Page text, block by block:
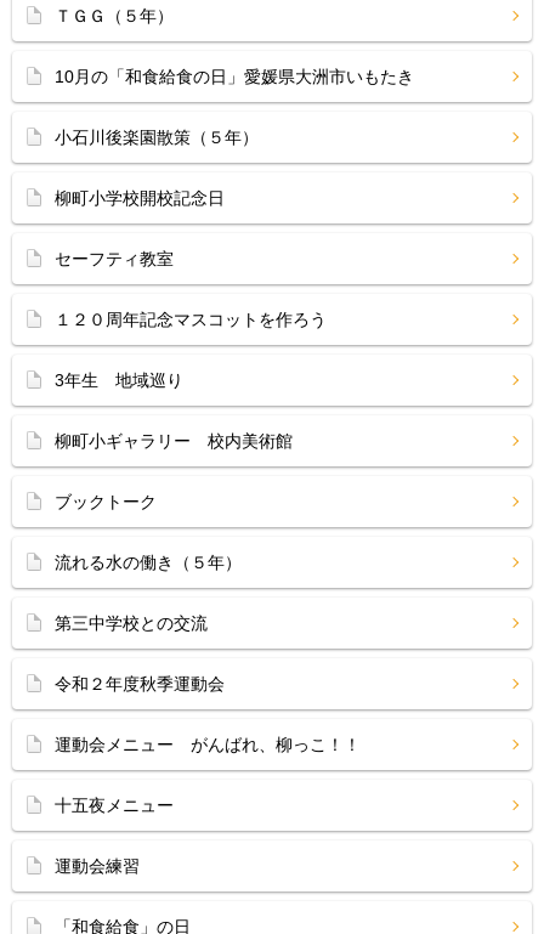
ＴＧＧ（５年）
10月の「和食給食の日」愛媛県大洲市いもたき
小石川後楽園散策（５年）
柳町小学校開校記念日
セーフティ教室
１２０周年記念マスコットを作ろう
3年生 地域巡り
柳町小ギャラリー 校内美術館
ブックトーク
流れる水の働き（５年）
第三中学校との交流
令和２年度秋季運動会
運動会メニュー がんばれ、柳っこ！！
十五夜メニュー
運動会練習
「和食給食」の日